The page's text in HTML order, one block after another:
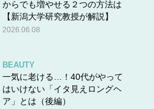
からでも増やせる２つの方法は
【新潟大学研究教授が解説】
2026.06.08
BEAUTY
一気に老ける…！40代がやって
はいけない「イタ見えロングヘ
ア」とは（後編）